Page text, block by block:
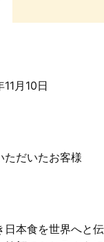
月10日
ただいたお客様
本食を世界へと